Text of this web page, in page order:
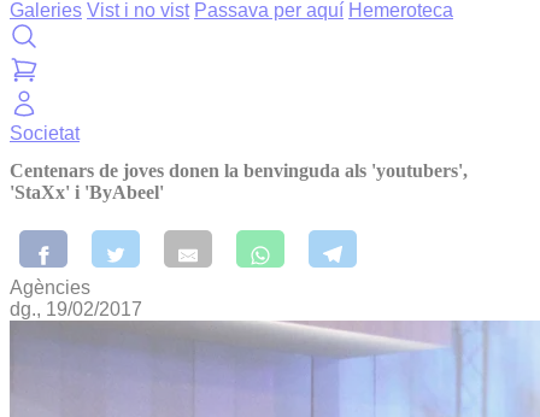
Galeries Vist i no vist Passava per aquí Hemeroteca
Societat
Centenars de joves donen la benvinguda als 'youtubers',
'StaXx' i 'ByAbeel'
Agències
dg., 19/02/2017